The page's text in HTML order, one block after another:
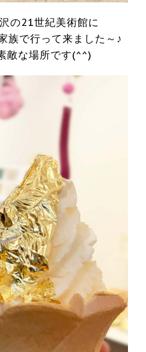
の21世紀美術館に
族で行って来ました～♪
敵な場所です(^^)